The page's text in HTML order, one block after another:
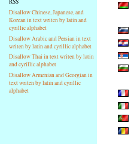
Disallow Chinese, Japanese, and
Korean in text writen by latin and
cyrillic alphabet
Disallow Arabic and Persian in text
writen by latin and cyrillic alphabet
Disallow Thai in text writen by latin
and cyrillic alphabet
Disallow Armenian and Georgian in
text writen by latin and cyrillic
alphabet